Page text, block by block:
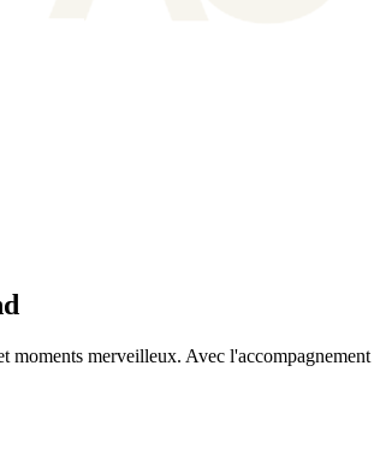
moments merveilleux. Avec